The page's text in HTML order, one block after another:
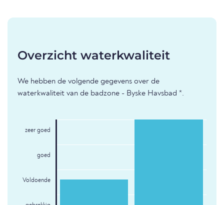
Overzicht waterkwaliteit
We hebben de volgende gegevens over de
waterkwaliteit van de badzone - Byske Havsbad *.
zeer goed
goed
Voldoende